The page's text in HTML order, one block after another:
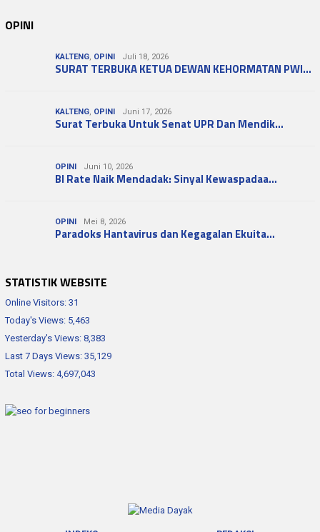
OPINI
KALTENG, OPINI Juli 18, 2026
SURAT TERBUKA KETUA DEWAN KEHORMATAN PWI…
KALTENG, OPINI Juni 17, 2026
Surat Terbuka Untuk Senat UPR Dan Mendik…
OPINI Juni 10, 2026
BI Rate Naik Mendadak: Sinyal Kewaspadaa…
OPINI Mei 8, 2026
Paradoks Hantavirus dan Kegagalan Ekuita…
STATISTIK WEBSITE
Online Visitors: 31
Today's Views: 5,463
Yesterday's Views: 8,383
Last 7 Days Views: 35,129
Total Views: 4,697,043